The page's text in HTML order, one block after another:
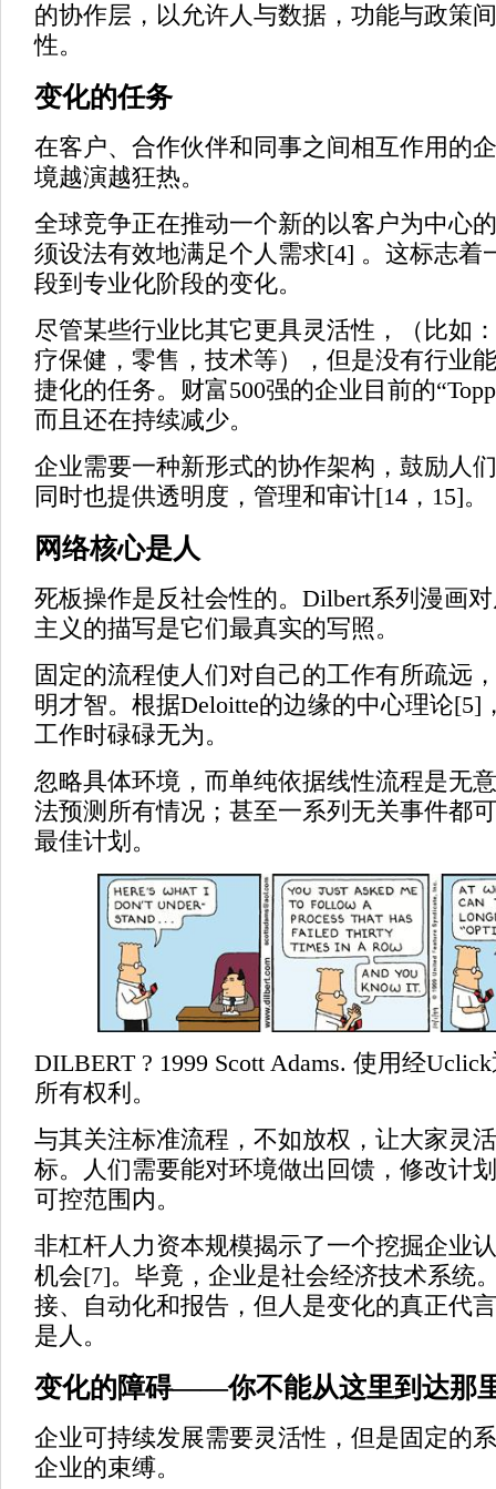
的协作层，以允许人与数据，功能与政策
性。
变化的任务
在客户、合作伙伴和同事之间相互作用的
境越演越狂热。
全球竞争正在推动一个新的以客户为中心
须设法有效地满足个人需求[4] 。这标志着
段到专业化阶段的变化。
尽管某些行业比其它更具灵活性，（比如
疗保健，零售，技术等），但是没有行业
捷化的任务。财富500强的企业目前的
而且还在持续减少。
企业需要一种新形式的协作架构，鼓励人
同时也提供透明度，管理和审计[14，15]。
网络核心是人
死板操作是反社会性的。Dilbert系列漫画
主义的描写是它们最真实的写照。
固定的流程使人们对自己的工作有所疏远
明才智。根据Deloitte的边缘的中心理论[5]
工作时碌碌无为。
忽略具体环境，而单纯依据线性流程是无
法预测所有情况；甚至一系列无关事件都
最佳计划。
DILBERT ? 1999 Scott Adams. 使用经
所有权利。
与其关注标准流程，不如放权，让大家灵
标。人们需要能对环境做出回馈，修改计
可控范围内。
非杠杆人力资本规模揭示了一个挖掘企业
机会[7]。毕竟，企业是社会经济技术系统
接、自动化和报告，但人是变化的真正代
是人。
变化的障碍——你不能从这里到达那
企业可持续发展需要灵活性，但是固定的
企业的束缚。